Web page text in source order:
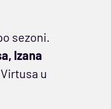
sezoni.
Izana
u